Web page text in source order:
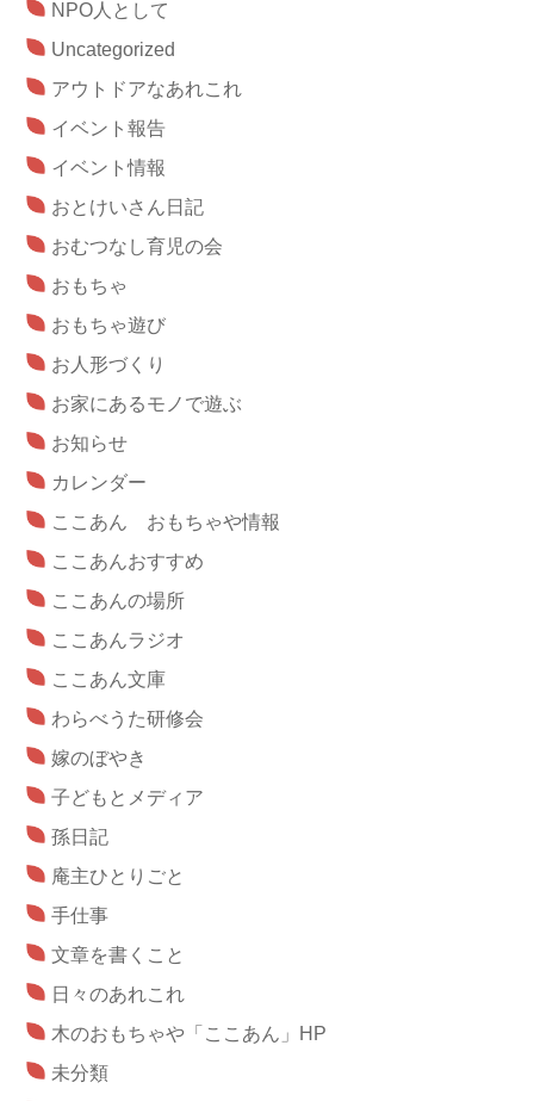
NPO人として
Uncategorized
アウトドアなあれこれ
イベント報告
イベント情報
おとけいさん日記
おむつなし育児の会
おもちゃ
おもちゃ遊び
お人形づくり
お家にあるモノで遊ぶ
お知らせ
カレンダー
ここあん おもちゃや情報
ここあんおすすめ
ここあんの場所
ここあんラジオ
ここあん文庫
わらべうた研修会
嫁のぼやき
子どもとメディア
孫日記
庵主ひとりごと
手仕事
文章を書くこと
日々のあれこれ
木のおもちゃや「ここあん」HP
未分類